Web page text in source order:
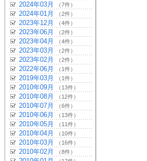
2024年03月 （7件）
2024年01月 （2件）
2023年12月 （4件）
2023年06月 （2件）
2023年04月 （4件）
2023年03月 （2件）
2023年02月 （2件）
2022年06月 （1件）
2019年03月 （1件）
2010年09月 （13件）
2010年08月 （12件）
2010年07月 （6件）
2010年06月 （13件）
2010年05月 （11件）
2010年04月 （10件）
2010年03月 （16件）
2010年02月 （8件）